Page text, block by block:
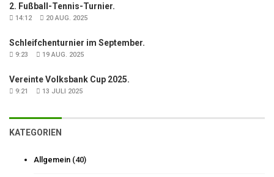
2. Fußball-Tennis-Turnier.
14:12 20 AUG. 2025
Schleifchenturnier im September.
9:23 19 AUG. 2025
Vereinte Volksbank Cup 2025.
9:21 13 JULI 2025
KATEGORIEN
Allgemein (40)